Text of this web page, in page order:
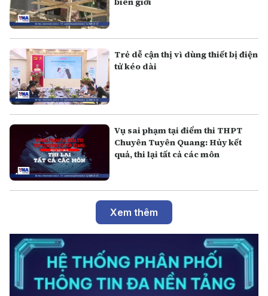
Trẻ dễ cận thị vì dùng thiết bị điện
tử kéo dài
Vụ sai phạm tại điểm thi THPT
Chuyên Tuyên Quang: Hủy kết
quả, thi lại tất cả các môn
Xem thêm